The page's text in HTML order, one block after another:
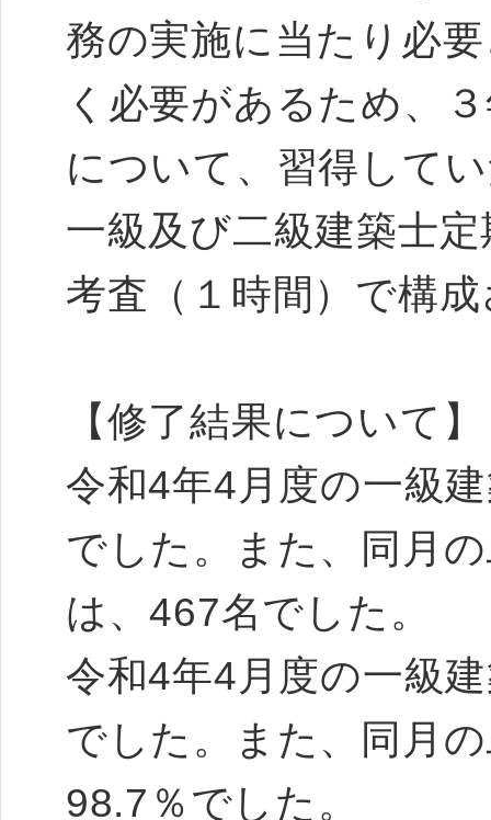
務の実施に当たり必
く必要があるため、
について、習得して
一級及び二級建築士
考査（１時間）で構
【修了結果について】
令和4年4月度の一級
でした。また、同月
は、467名でした。
令和4年4月度の一級
でした。また、同月
98.7％でした。